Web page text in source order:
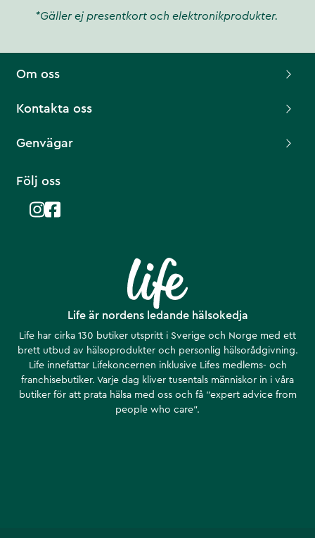
*Gäller ej presentkort och elektronikprodukter.
Life är nordens ledande hälsokedja
Life har cirka 130 butiker utspritt i Sverige och Norge med ett
brett utbud av hälsoprodukter och personlig hälsorådgivning.
Life innefattar Lifekoncernen inklusive Lifes medlems- och
franchisebutiker. Varje dag kliver tusentals människor in i våra
butiker för att prata hälsa med oss och få ”expert advice from
people who care”.
Om oss
Kontakta oss
Genvägar
Följ oss